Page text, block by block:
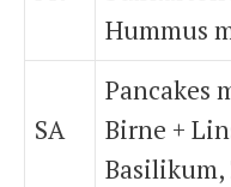
Hummus
SA
Pancakes
Birne +